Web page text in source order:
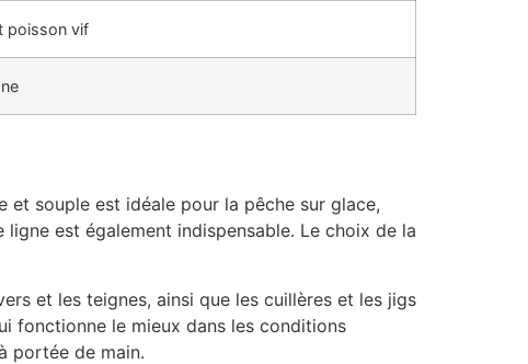
poisson vif
et souple est idéale pour la pêche sur glace,
est également indispensable. Le choix de la
et les teignes, ainsi que les cuillères et les jigs
fonctionne le mieux dans les conditions
portée de main.